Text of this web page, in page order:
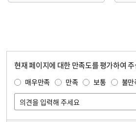
현재 페이지에 대한 만족도를 평가하여
매우만족 만족 보통 불만